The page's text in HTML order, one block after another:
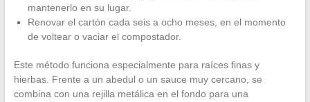
mantenerlo en su lugar.
Renovar el cartón cada seis a ocho meses, en el momento
de voltear o vaciar el compostador.
Este método funciona especialmente para raíces finas y
hierbas. Frente a un abedul o un sauce muy cercano, se
combina con una rejilla metálica en el fondo para una